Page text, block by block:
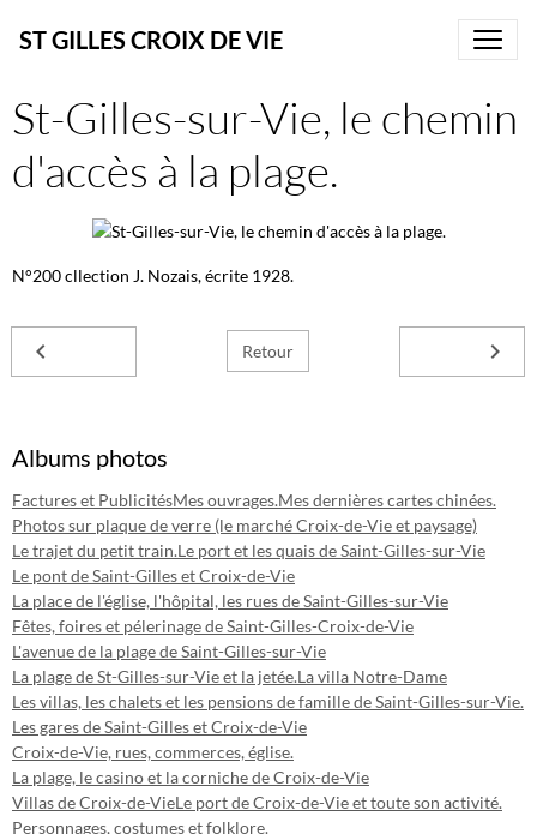
ST GILLES CROIX DE VIE
St-Gilles-sur-Vie, le chemin
d'accès à la plage.
N°200 cllection J. Nozais, écrite 1928.
Retour
Albums photos
Factures et PublicitésMes ouvrages.Mes dernières cartes chinées.
Photos sur plaque de verre (le marché Croix-de-Vie et paysage)
Le trajet du petit train.Le port et les quais de Saint-Gilles-sur-Vie
Le pont de Saint-Gilles et Croix-de-Vie
La place de l'église, l'hôpital, les rues de Saint-Gilles-sur-Vie
Fêtes, foires et pélerinage de Saint-Gilles-Croix-de-Vie
L'avenue de la plage de Saint-Gilles-sur-Vie
La plage de St-Gilles-sur-Vie et la jetée.La villa Notre-Dame
Les villas, les chalets et les pensions de famille de Saint-Gilles-sur-Vie.
Les gares de Saint-Gilles et Croix-de-Vie
Croix-de-Vie, rues, commerces, église.
La plage, le casino et la corniche de Croix-de-Vie
Villas de Croix-de-VieLe port de Croix-de-Vie et toute son activité.
Personnages, costumes et folklore.